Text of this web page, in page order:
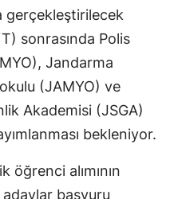
gerçekleştirilecek
sonrasında Polis
Jandarma
(JAMYO) ve
Akademisi (JSGA)
bekleniyor.
öğrenci alımının
adaylar başvuru